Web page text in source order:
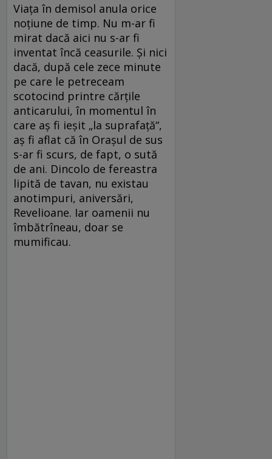
Viaţa în demisol anula orice
noţiune de timp. Nu m-ar fi
mirat dacă aici nu s-ar fi
inventat încă ceasurile. Şi nici
dacă, după cele zece minute
pe care le petreceam
scotocind printre cărţile
anticarului, în momentul în
care aş fi ieşit „la suprafaţă“,
aş fi aflat că în Oraşul de sus
s-ar fi scurs, de fapt, o sută
de ani. Dincolo de fereastra
lipită de tavan, nu existau
anotimpuri, aniversări,
Revelioane. Iar oamenii nu
îmbătrîneau, doar se
mumificau.